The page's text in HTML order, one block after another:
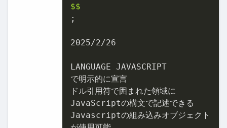
$$
;
2025/2/26
LANGUAGE JAVASCRIPT
で明示的に宣言
ドル引用符で囲まれた領域に
JavaScriptの構文で記述できる
Javascriptの組み込みオブジェクト